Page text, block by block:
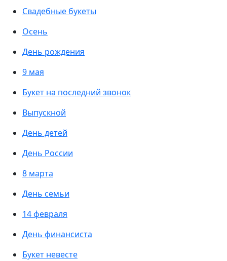
Свадебные букеты
Осень
День рождения
9 мая
Букет на последний звонок
Выпускной
День детей
День России
8 марта
День семьи
14 февраля
День финансиста
Букет невесте